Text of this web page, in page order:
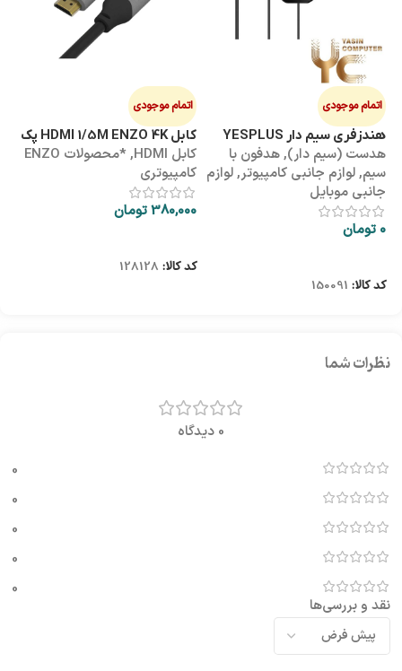
اتمام موجودی
هندزفری سیم دار YESPLUS
YS-113
هدست (سیم دار),هدفون با
سیم,لوازم جانبی کامپیوتر,لوازم
جانبی موبایل
0 تومان
کد کالا: 150091
اتمام موجودی
کابل HDMI 1/5M ENZO 4K پک
طلقی
کابل HDMI ,
*محصولات ENZO
کامپیوتری
380,000تومان
کد کالا: 128128
نظرات شما
0 دیدگاه
0
0
0
0
0
نقد و بررسی‌ها